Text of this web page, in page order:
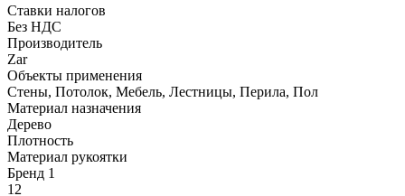
Ставки налогов
Без НДС
Производитель
Zar
Объекты применения
Стены, Потолок, Мебель, Лестницы, Перила, Пол
Материал назначения
Дерево
Плотность
Материал рукоятки
Бренд 1
12